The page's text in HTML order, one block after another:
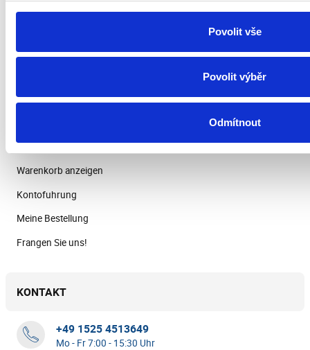
Povolit vše
Povolit výběr
Odmítnout
Reklamationsordnung
Datenschutzerklärung
Anmelden
Warenkorb anzeigen
Kontofuhrung
Meine Bestellung
Frangen Sie uns!
KONTAKT
+49 1525 4513649
Mo - Fr 7:00 - 15:30 Uhr